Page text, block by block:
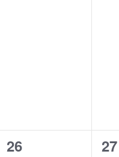
0
26
1
27